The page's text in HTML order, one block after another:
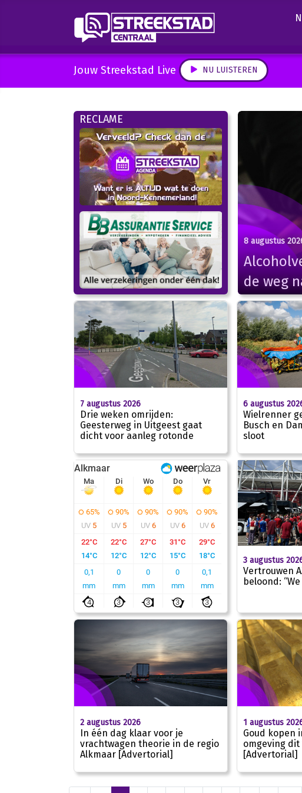
Jouw Streekstad Live NU LUISTEREN
RECLAME
8 augustus
de weg
7 augustus 2026
Drie weken omrijden:
Geesterweg in Uitgeest gaat
dicht voor aanleg rotonde
6 augustus
Wielrenner
Busch en
sloot
3 augustus
Vertrouwen
beloond:
2 augustus 2026
In één dag klaar voor je
vrachtwagen theorie in de regio
Alkmaar [Advertorial]
1 augustus
Goud kopen
omgeving dit
[Advertorial]